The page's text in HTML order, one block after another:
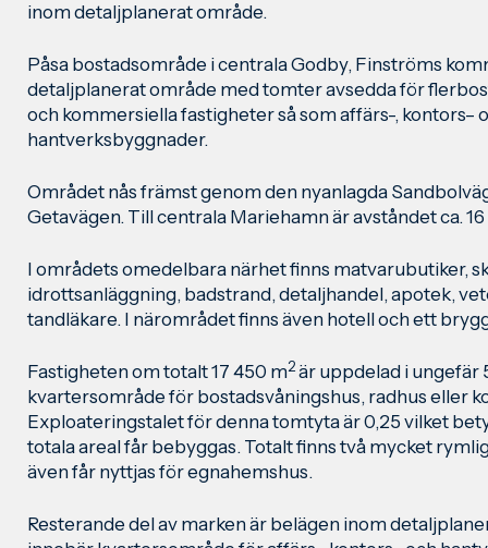
inom detaljplanerat område.
Påsa bostadsområde i centrala Godby, Finströms
detaljplanerat område med tomter avsedda för
och kommersiella fastigheter så som affärs-, kontors–
hantverksbyggnader.
Området nås främst genom den nyanlagda
Getavägen. Till centrala Mariehamn är avståndet ca.
I områdets omedelbara närhet finns matvarubutiker,
idrottsanläggning, badstrand, detaljhandel, apotek,
tandläkare. I närområdet finns även hotell och ett
Fastigheten om totalt 17 450 m2 är uppdelad i ungefär
kvartersområde för bostadsvåningshus, radhus eller
Exploateringstalet för denna tomtyta är 0,25 vilket
totala areal får bebyggas. Totalt finns två mycket
även får nyttjas för egnahemshus.
Resterande del av marken är belägen inom